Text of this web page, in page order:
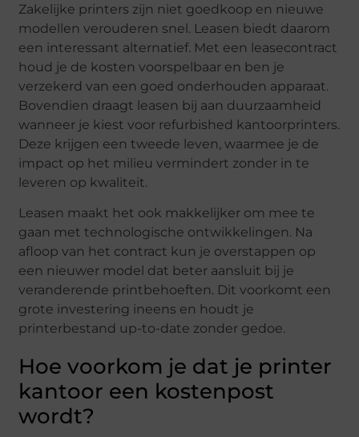
Zakelijke printers zijn niet goedkoop en nieuwe
modellen verouderen snel. Leasen biedt daarom
een interessant alternatief. Met een leasecontract
houd je de kosten voorspelbaar en ben je
verzekerd van een goed onderhouden apparaat.
Bovendien draagt leasen bij aan duurzaamheid
wanneer je kiest voor refurbished kantoorprinters.
Deze krijgen een tweede leven, waarmee je de
impact op het milieu vermindert zonder in te
leveren op kwaliteit.
Leasen maakt het ook makkelijker om mee te
gaan met technologische ontwikkelingen. Na
afloop van het contract kun je overstappen op
een nieuwer model dat beter aansluit bij je
veranderende printbehoeften. Dit voorkomt een
grote investering ineens en houdt je
printerbestand up-to-date zonder gedoe.
Hoe voorkom je dat je printer
kantoor een kostenpost
wordt?